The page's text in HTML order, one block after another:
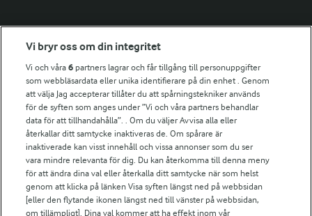
Fler Arlasajter
För ägare
Arlas kundportal
Arla.com
Falbygdens Ost
Arla webbshop
Bildbank
Vi bryr oss om din integritet
Vi och våra6 partners lagrar och får tillgång till personuppgifter
som webbläsardata eller unika identifierare på din enhet . Genom
att välja Jag accepterar tillåter du att spårningstekniker används
för de syften som anges under ”Vi och våra partners behandlar
data för att tillhandahålla”. . Om du väljer Avvisa alla eller
återkallar ditt samtycke inaktiveras de. Om spårare är
inaktiverade kan visst innehåll och vissa annonser som du ser
vara mindre relevanta för dig. Du kan återkomma till denna meny
för att ändra dina val eller återkalla ditt samtycke när som helst
genom att klicka på länken Visa syften längst ned på webbsidan
[eller den flytande ikonen längst ned till vänster på webbsidan,
om tillämpligt]. Dina val kommer att ha effekt inom vår